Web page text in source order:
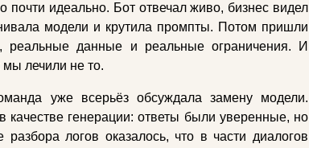
почти идеально. Бот отвечал живо, бизнес видел
модели и крутила промпты. Потом пришли
реальные данные и реальные ограничения. И
лечили не то.
уже всерьёз обсуждала замену модели.
качестве генерации: ответы были уверенные, но
логов оказалось, что в части диалогов